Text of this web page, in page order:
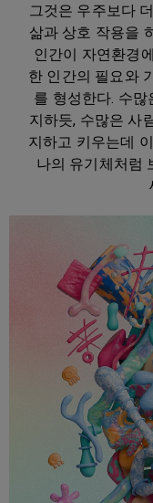
그것은 우주보다
삶과 상호 작용을
인간이 자연환경
한 인간의 필요와
를 형성한다. 수
지하듯, 수많은 사
지하고 키우는데
나의 유기체처럼